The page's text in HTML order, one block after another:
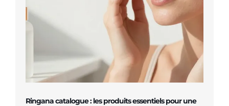
Ringana catalogue : les produits essentiels pour une